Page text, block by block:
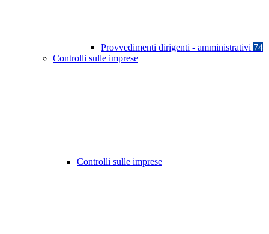
Provvedimenti dirigenti - amministrativi 74
Controlli sulle imprese
Controlli sulle imprese